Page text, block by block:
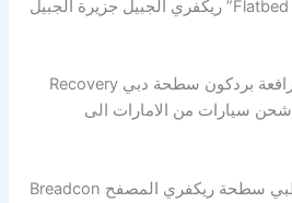
Flatbed Abu Dhabi 0561101863” ريكفري الجبيل جزيرة الجبيل
“كرين شحن نقل سيارات رافعة بردكون سطحة دبي Recovery
Brobcon Flatbed Dubai شحن سيارات من الامارات الى
بردكون انقاذ سيارات ابوظبي سطحة ريكفري المصفح Breadcon